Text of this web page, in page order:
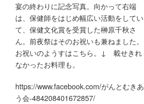
宴の終わりに記念写真。向かって右端
は、保健師をはじめ幅広い活動をしてい
て、保健文化賞を受賞した榊原千秋さ
ん。前夜祭はそのお祝いも兼ねました。
お祝いのようすはこちら。↓ 載せきれ
なかったお料理も。
https://www.facebook.com/がんとむきあ
う会-484208401672857/